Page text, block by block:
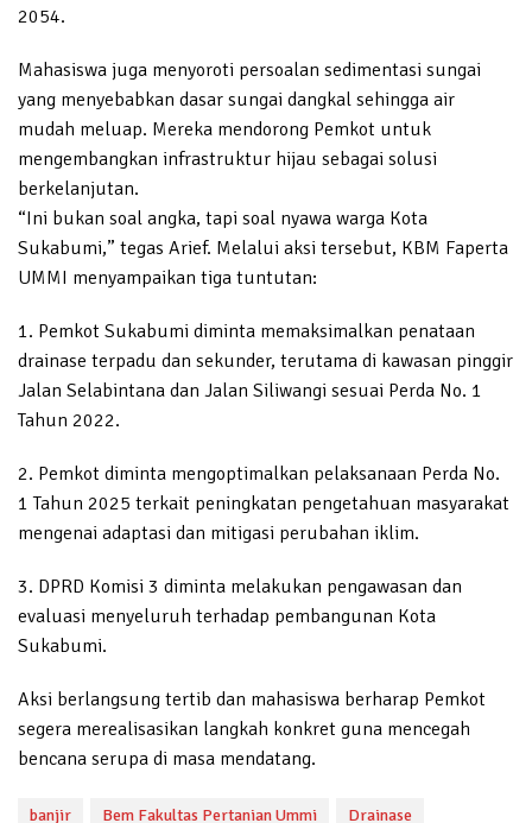
2054.
Mahasiswa juga menyoroti persoalan sedimentasi sungai
yang menyebabkan dasar sungai dangkal sehingga air
mudah meluap. Mereka mendorong Pemkot untuk
mengembangkan infrastruktur hijau sebagai solusi
berkelanjutan.
“Ini bukan soal angka, tapi soal nyawa warga Kota
Sukabumi,” tegas Arief. Melalui aksi tersebut, KBM Faperta
UMMI menyampaikan tiga tuntutan:
1. Pemkot Sukabumi diminta memaksimalkan penataan
drainase terpadu dan sekunder, terutama di kawasan pinggir
Jalan Selabintana dan Jalan Siliwangi sesuai Perda No. 1
Tahun 2022.
2. Pemkot diminta mengoptimalkan pelaksanaan Perda No.
1 Tahun 2025 terkait peningkatan pengetahuan masyarakat
mengenai adaptasi dan mitigasi perubahan iklim.
3. DPRD Komisi 3 diminta melakukan pengawasan dan
evaluasi menyeluruh terhadap pembangunan Kota
Sukabumi.
Aksi berlangsung tertib dan mahasiswa berharap Pemkot
segera merealisasikan langkah konkret guna mencegah
bencana serupa di masa mendatang.
banjir Bem Fakultas Pertanian Ummi Drainase